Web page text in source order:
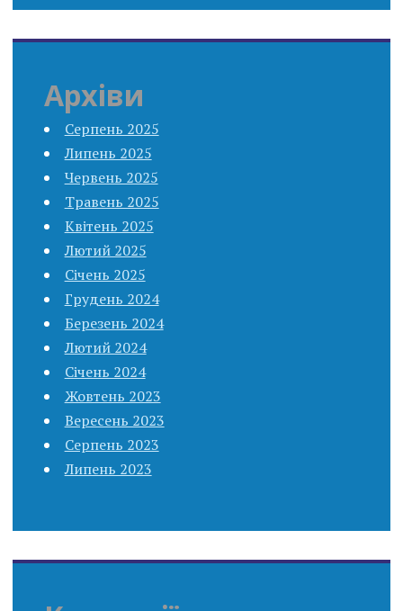
Архіви
Серпень 2025
Липень 2025
Червень 2025
Травень 2025
Квітень 2025
Лютий 2025
Січень 2025
Грудень 2024
Березень 2024
Лютий 2024
Січень 2024
Жовтень 2023
Вересень 2023
Серпень 2023
Липень 2023